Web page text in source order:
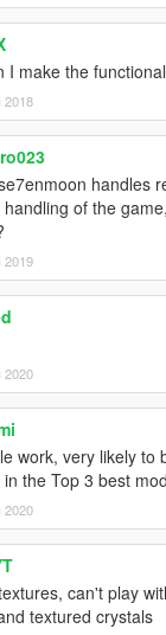
I make the
2018
handles
of the
2019
2020
work, very likely to
the Top 3 best
2020
can't play
textured crystals